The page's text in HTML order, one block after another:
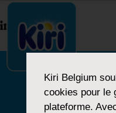
index.php
Kiri Belgium
cookies pour le
plateforme.